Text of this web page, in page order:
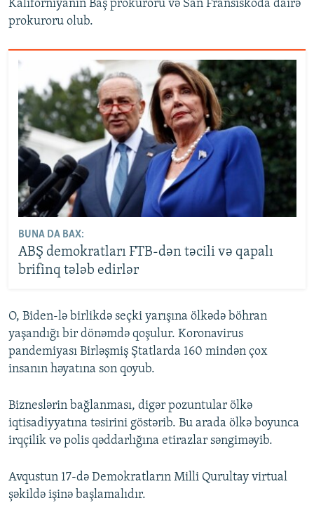
Kaliforniyanın Baş prokuroru və San Fransiskoda dairə
prokuroru olub.
BUNA DA BAX:
ABŞ demokratları FTB-dən təcili və qapalı
brifinq tələb edirlər
O, Biden-lə birlikdə seçki yarışına ölkədə böhran
yaşandığı bir dönəmdə qoşulur. Koronavirus
pandemiyası Birləşmiş Ştatlarda 160 mindən çox
insanın həyatına son qoyub.
Bizneslərin bağlanması, digər pozuntular ölkə
iqtisadiyyatına təsirini göstərib. Bu arada ölkə boyunca
irqçilik və polis qəddarlığına etirazlar səngiməyib.
Avqustun 17-də Demokratların Milli Qurultay virtual
şəkildə işinə başlamalıdır.